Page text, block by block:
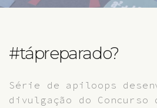
#tápreparado?
Série de apiloops
divulgação do Concurso